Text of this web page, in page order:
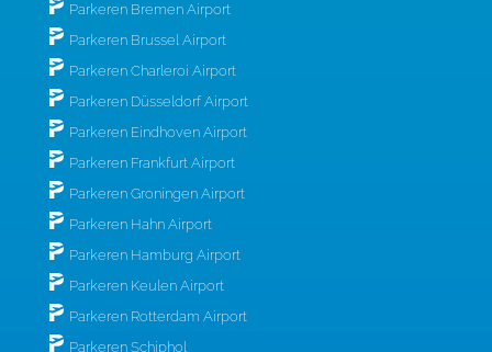
Parkeren Bremen Airport
Parkeren Brussel Airport
Parkeren Charleroi Airport
Parkeren Düsseldorf Airport
Parkeren Eindhoven Airport
Parkeren Frankfurt Airport
Parkeren Groningen Airport
Parkeren Hahn Airport
Parkeren Hamburg Airport
Parkeren Keulen Airport
Parkeren Rotterdam Airport
Parkeren Schiphol